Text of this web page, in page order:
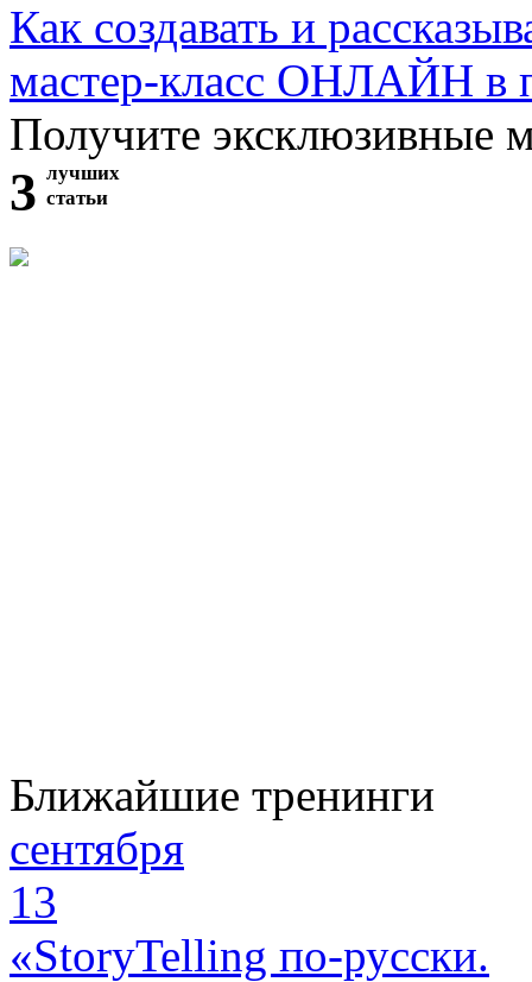
Как создавать и
мастер-класс ОНЛАЙН в
Получите эксклюзивные
3 лучших
статьи
Ближайшие тренинги
сентября
13
«StoryTelling по-русски.